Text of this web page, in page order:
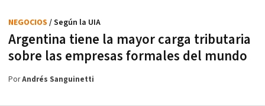
Argentina tiene la mayor carga tributaria
sobre las empresas formales del mundo
NEGOCIOS / Según la UIA
PorAndrés Sanguinetti